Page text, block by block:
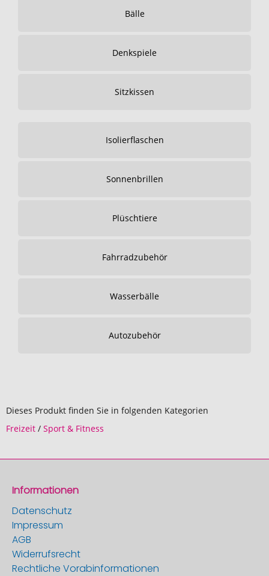
Bälle
Denkspiele
Sitzkissen
Isolierflaschen
Sonnenbrillen
Plüschtiere
Fahrradzubehör
Wasserbälle
Autozubehör
Dieses Produkt finden Sie in folgenden Kategorien
Freizeit / Sport & Fitness
Informationen
Datenschutz
Impressum
AGB
Widerrufsrecht
Rechtliche Vorabinformationen